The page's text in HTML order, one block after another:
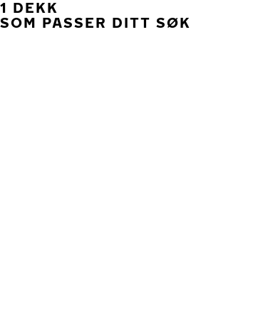
1 DEKK
SOM PASSER DITT SØK